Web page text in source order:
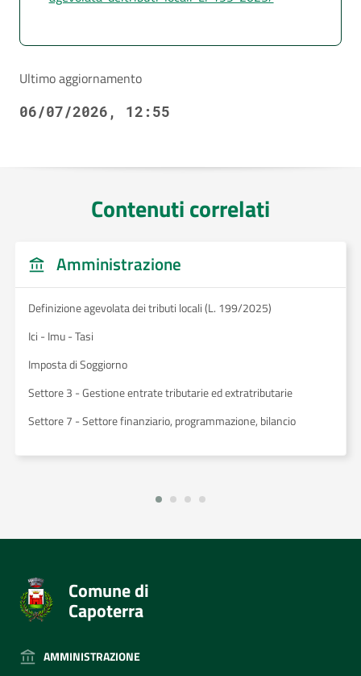
Ultimo aggiornamento
06/07/2026, 12:55
Contenuti correlati
Amministrazione
Definizione agevolata dei tributi locali (L. 199/2025)
Ici - Imu - Tasi
Imposta di Soggiorno
Settore 3 - Gestione entrate tributarie ed extratributarie
Settore 7 - Settore finanziario, programmazione, bilancio
Comune di
Capoterra
AMMINISTRAZIONE